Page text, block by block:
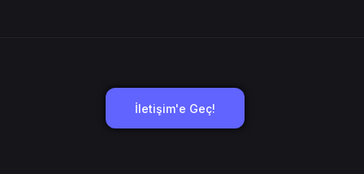
İletişim'e Geç!